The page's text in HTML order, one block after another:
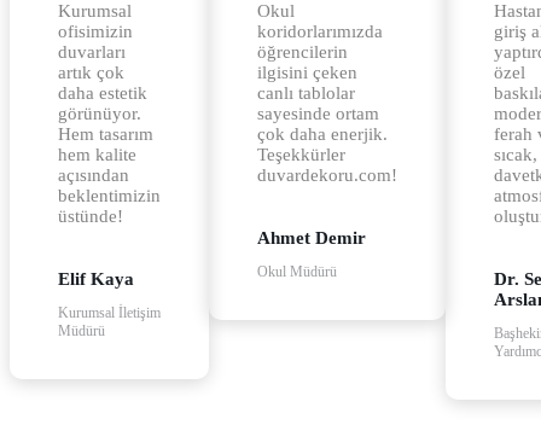
Kurumsal
ofisimizin
duvarları
artık çok
daha estetik
görünüyor.
Hem tasarım
hem kalite
açısından
beklentimizin
üstünde!
Elif Kaya
Kurumsal İletişim
Müdürü
Okul
koridorlarımızda
öğrencilerin
ilgisini çeken
canlı tablolar
sayesinde ortam
çok daha enerjik.
Teşekkürler
duvardekoru.com!
Ahmet Demir
Okul Müdürü
giriş
özel
ferah
sıcak,
Dr.